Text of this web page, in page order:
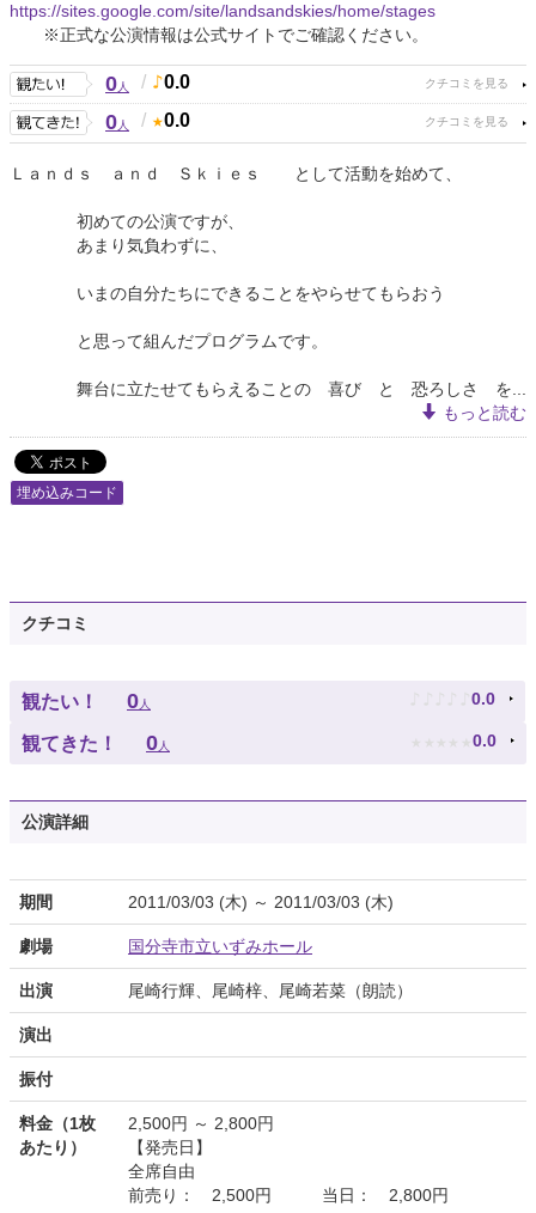
https://sites.google.com/site/landsandskies/home/stages
※正式な公演情報は公式サイトでご確認ください。
0人 / 0.0
0人 / 0.0
Ｌａｎｄｓ ａｎｄ Ｓｋｉｅｓ として活動を始めて、
初めての公演ですが、
あまり気負わずに、
いまの自分たちにできることをやらせてもらおう
と思って組んだプログラムです。
舞台に立たせてもらえることの 喜び と 恐ろしさ を...
もっと読む
埋め込みコード
クチコミ
観たい！ 0人 ♪ ♪ ♪ ♪ ♪ 0.0
観てきた！ 0人 ★ ★ ★ ★ ★ 0.0
公演詳細
期間 2011/03/03 (木) ～ 2011/03/03 (木)
劇場 国分寺市立いずみホール
出演 尾崎行輝、尾崎梓、尾崎若菜（朗読）
演出
振付
料金（1枚
あたり）
2,500円 ～ 2,800円
【発売日】
全席自由
前売り： 2,500円 当日： 2,800円